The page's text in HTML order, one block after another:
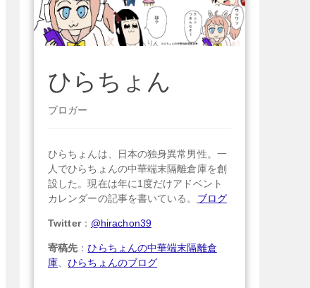
ひらちょん
ブロガー
ひらちょんは、日本の独身異常男性。一
人でひらちょんの中華端末隔離倉庫を創
設した。現在は年に1度だけアドベント
カレンダーの記事を書いている。 ブログ
Twitter： @hirachon39
寄稿先 ：ひらちょんの中華端末隔離倉
庫 、ひらちょんのブログ